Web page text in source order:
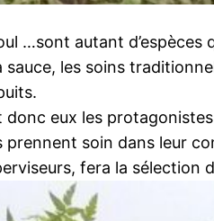
…sont autant
les soins
eux les
soin dans leur
fera la sélection